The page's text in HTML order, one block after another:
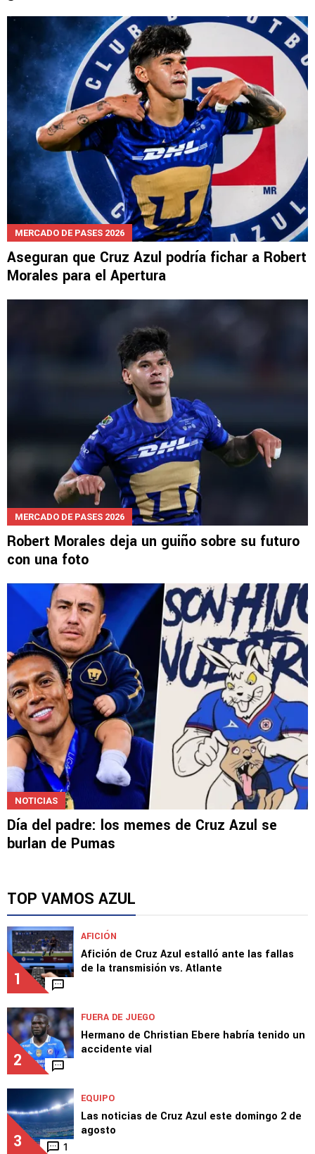
MERCADO DE PASES 2026
Aseguran que Cruz Azul podría fichar a Robert
Morales para el Apertura
MERCADO DE PASES 2026
Robert Morales deja un guiño sobre su futuro
con una foto
NOTICIAS
Día del padre: los memes de Cruz Azul se
burlan de Pumas
TOP VAMOS AZUL
1
AFICIÓN
Afición de Cruz Azul estalló ante las fallas
de la transmisión vs. Atlante
2
FUERA DE JUEGO
Hermano de Christian Ebere habría tenido un
accidente vial
3 1
EQUIPO
Las noticias de Cruz Azul este domingo 2 de
agosto